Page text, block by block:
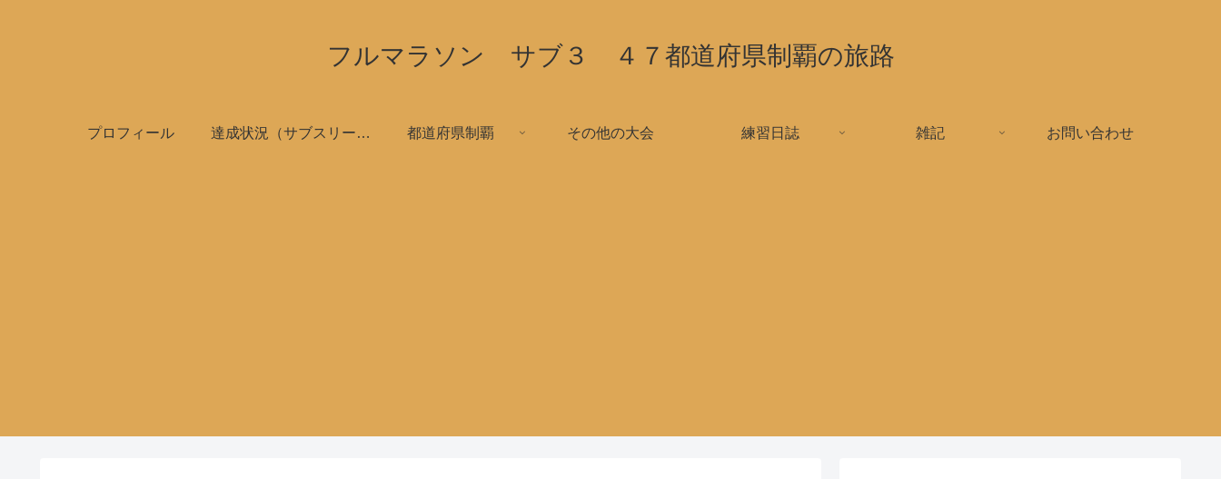
フルマラソン サブ３ ４７都道府県制覇の旅路
プロフィール 達成状況（サブスリーで全国制覇） 都道府県制覇 その他の大会 練習日誌 雑記 お問い合わせ